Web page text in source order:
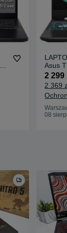
Asus
Intel
2 299
2 369
08